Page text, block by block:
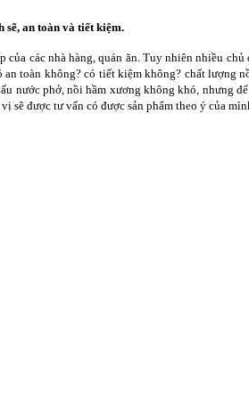
sẽ, an toàn và tiết kiệm.
các nhà hàng, quán ăn. Tuy nhiên nhiều
toàn không? có tiết kiệm không? chất lượng
nước phở, nồi hầm xương không khó, nhưng
được tư vấn có được sản phẩm theo ý của